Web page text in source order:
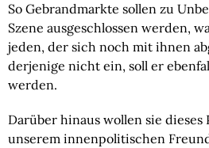
So Gebrandmarkte sollen zu
Szene ausgeschlossen werden,
jeden, der sich noch mit ihnen
derjenige nicht ein, soll er
werden.
Darüber hinaus wollen sie
unserem innenpolitischen